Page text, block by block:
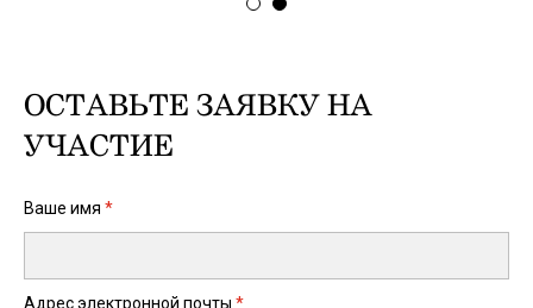
ОСТАВЬТЕ ЗАЯВКУ НА
УЧАСТИЕ
Ваше имя *
Адрес электронной почты *